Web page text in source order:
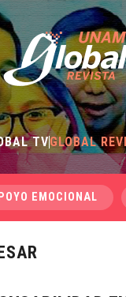
TVGLOBAL
EMOCIONAL